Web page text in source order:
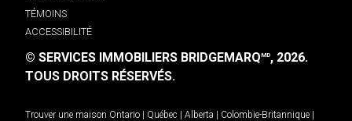
TÉMOINS
ACCESSIBILITÉ
© SERVICES IMMOBILIERS BRIDGEMARQMD, 2026.
TOUS DROITS RÉSERVÉS.
Trouver une maison Ontario Québec Alberta Colombie-Britannique